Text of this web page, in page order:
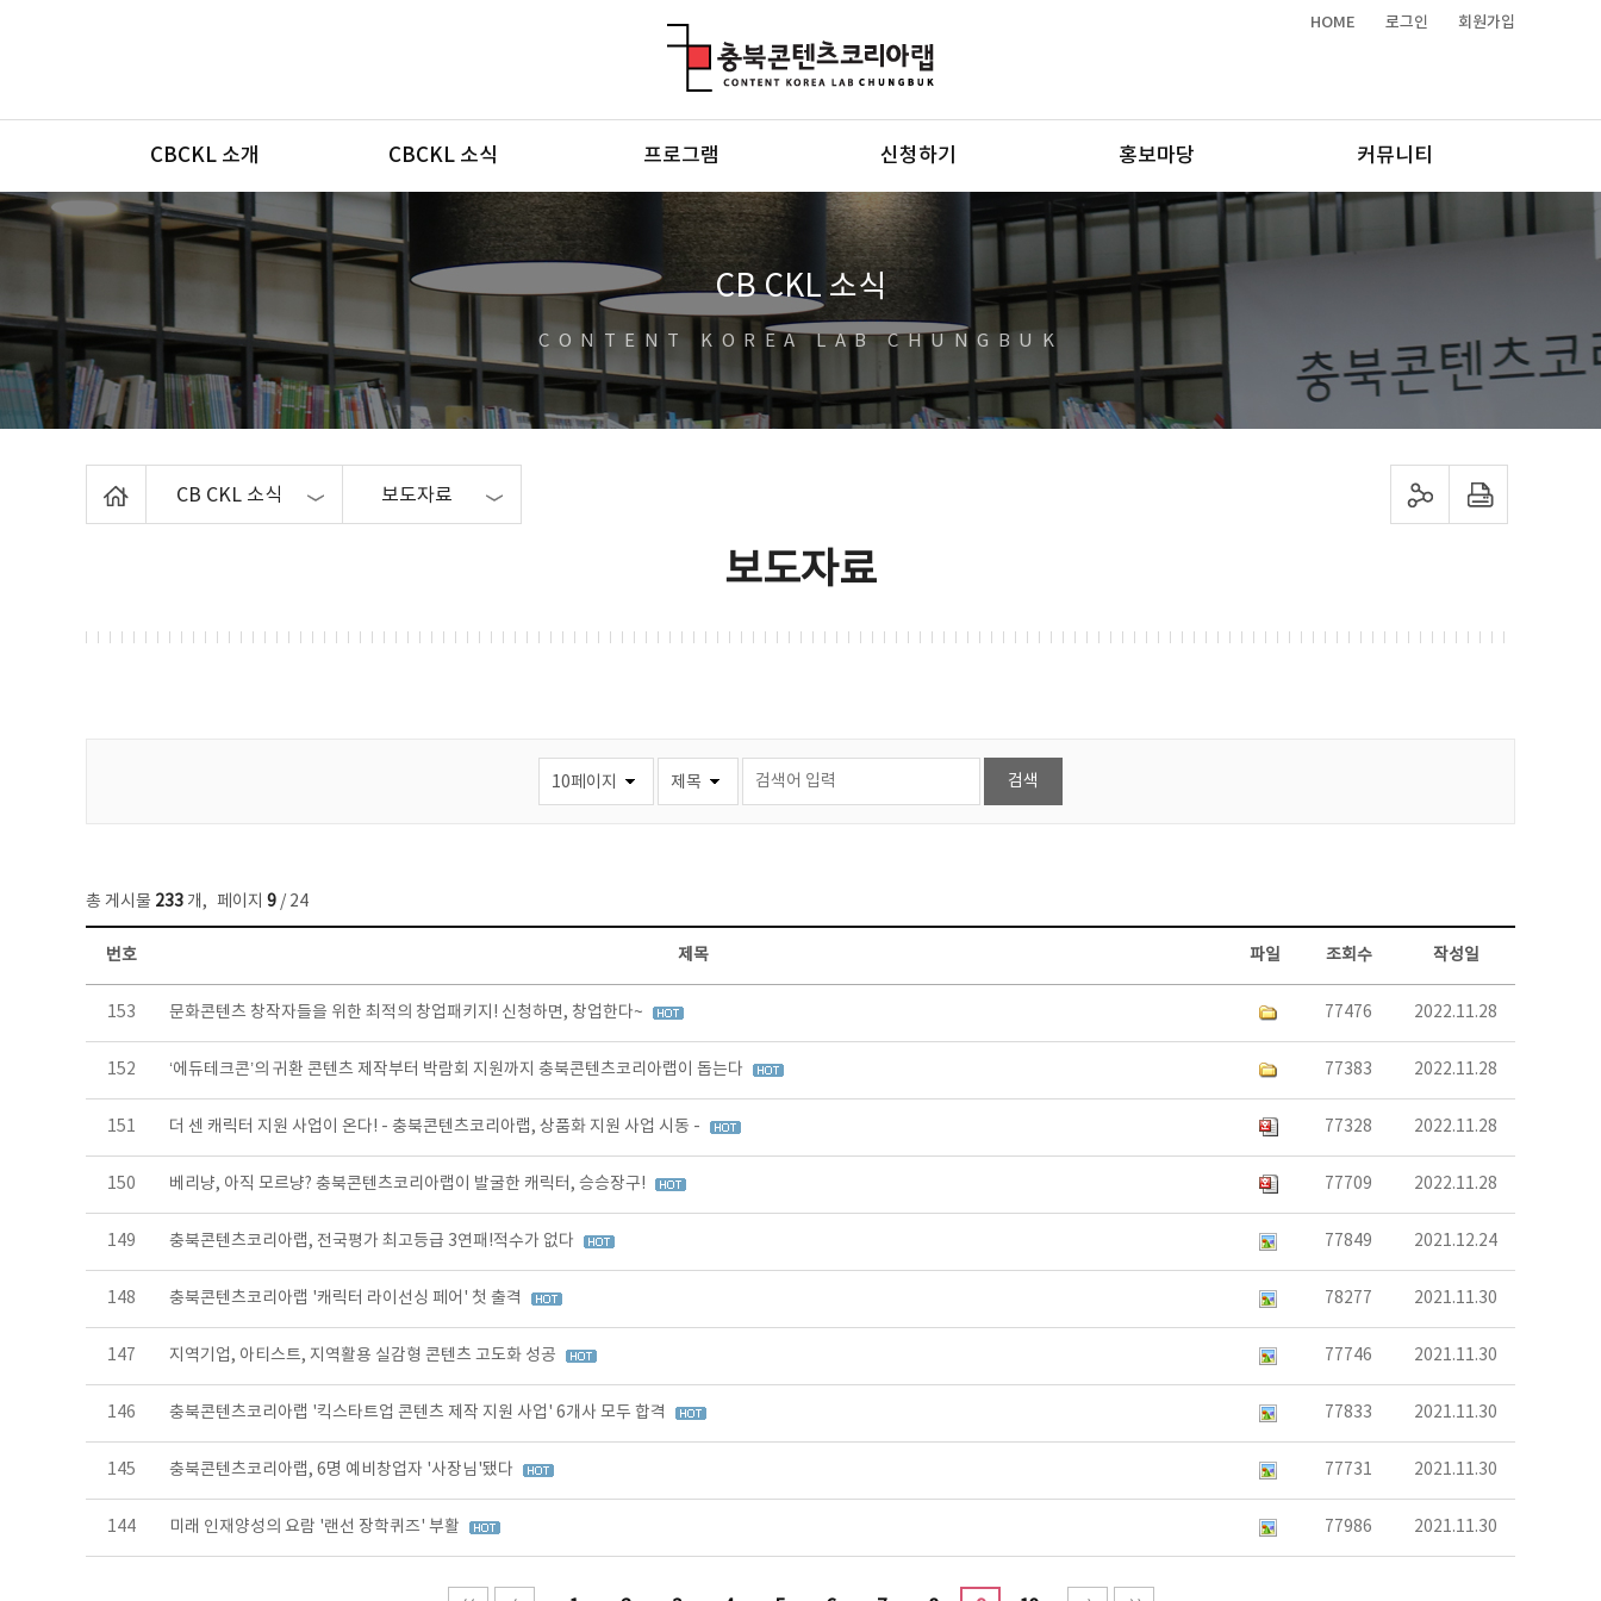
HOME 로그인 회원가입
메뉴
CBCKL 소개 CBCKL 소식 프로그램 신청하기 홍보마당 커뮤니티
CB CKL 소식
CONTENT KOREA LAB CHUNGBUK
CB CKL 소식 보도자료 sns 공유하기 프린트하기
보도자료
총 게시물 233 개, 페이지 9 / 24
보도자료 목록 - 번호, 제목, 작성자, 파일, 조회수, 작성일 정보 제공
번호 제목 파일 조회수 작성일
153 문화콘텐츠 창작자들을 위한 최적의 창업패키지! 신청하면, 창업한다~ 77476 2022.11.28
152 ‘에듀테크콘’의 귀환 콘텐츠 제작부터 박람회 지원까지 충북콘텐츠코리아랩이 돕는다 77383 2022.11.28
151 더 센 캐릭터 지원 사업이 온다! - 충북콘텐츠코리아랩, 상품화 지원 사업 시동 - 77328 2022.11.28
150 베리냥, 아직 모르냥? 충북콘텐츠코리아랩이 발굴한 캐릭터, 승승장구! 77709 2022.11.28
149 충북콘텐츠코리아랩, 전국평가 최고등급 3연패!적수가 없다 77849 2021.12.24
148 충북콘텐츠코리아랩 '캐릭터 라이선싱 페어' 첫 출격 78277 2021.11.30
147 지역기업, 아티스트, 지역활용 실감형 콘텐츠 고도화 성공 77746 2021.11.30
146 충북콘텐츠코리아랩 '킥스타트업 콘텐츠 제작 지원 사업' 6개사 모두 합격 77833 2021.11.30
145 충북콘텐츠코리아랩, 6명 예비창업자 '사장님'됐다 77731 2021.11.30
144 미래 인재양성의 요람 '랜선 장학퀴즈' 부활 77986 2021.11.30